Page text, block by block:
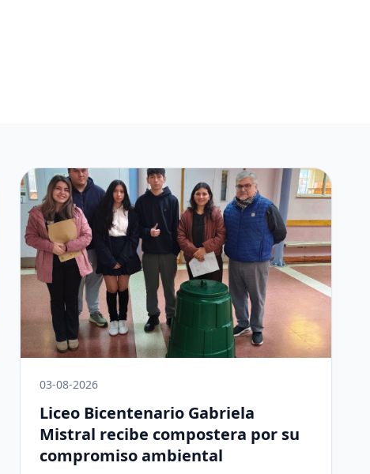
03-08-2026
Liceo Bicentenario Gabriela
Mistral recibe compostera por su
compromiso ambiental